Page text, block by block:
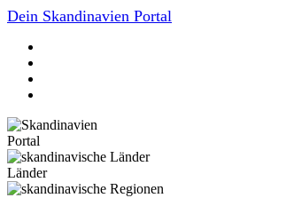
Dein Skandinavien Portal
Portal
Länder